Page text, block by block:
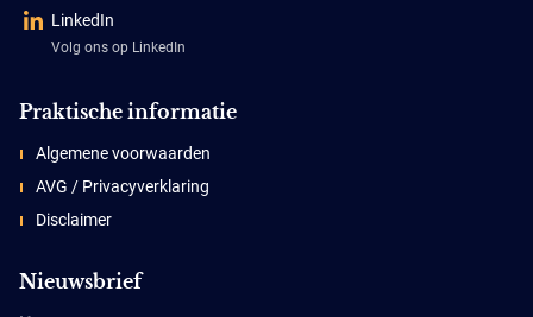
LinkedIn
Volg ons op LinkedIn
Praktische informatie
Algemene voorwaarden
AVG / Privacyverklaring
Disclaimer
Nieuwsbrief